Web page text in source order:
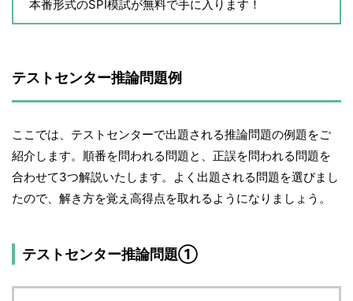
本番形式のSPI模試が無料で手に入ります！
テストセンター推論問題例
ここでは、テストセンターで出題される推論問題の例題をご
紹介します。順番を問われる問題と、正誤を問われる問題を
合わせて3つ解説いたします。よく出題される問題を選びまし
たので、解き方を覚え高得点を取れるようになりましょう。
テストセンター推論問題①